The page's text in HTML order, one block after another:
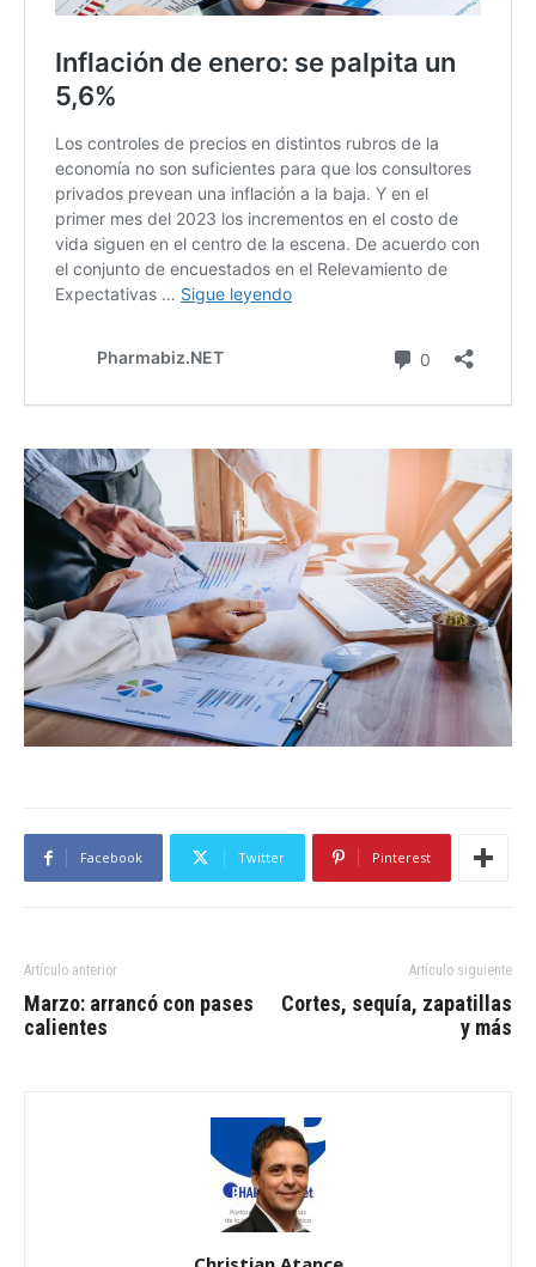
Facebook Twitter Pinterest
Artículo anterior
Marzo: arrancó con pases
calientes
Artículo siguiente
Cortes, sequía, zapatillas
y más